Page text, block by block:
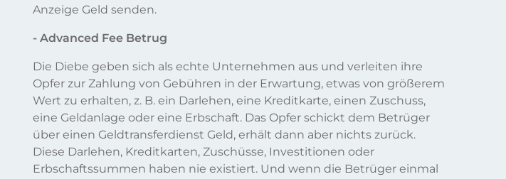
Anzeige Geld senden.
- Advanced Fee Betrug
Die Diebe geben sich als echte Unternehmen aus und verleiten ihre
Opfer zur Zahlung von Gebühren in der Erwartung, etwas von größerem
Wert zu erhalten, z. B. ein Darlehen, eine Kreditkarte, einen Zuschuss,
eine Geldanlage oder eine Erbschaft. Das Opfer schickt dem Betrüger
über einen Geldtransferdienst Geld, erhält dann aber nichts zurück.
Diese Darlehen, Kreditkarten, Zuschüsse, Investitionen oder
Erbschaftssummen haben nie existiert. Und wenn die Betrüger einmal